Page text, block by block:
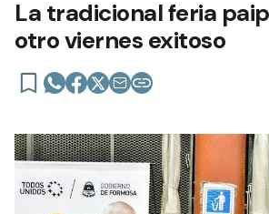
La tradicional feria
otro viernes exitoso